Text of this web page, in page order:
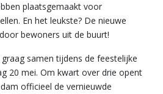
plaatsgemaakt voor
En het leukste? De nieuwe
bewoners uit de buurt!
samen tijdens de feestelijke
20 mei. Om kwart over drie opent
officieel de vernieuwde